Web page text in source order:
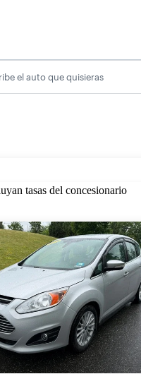
el auto que quisieras
tasas del concesionario